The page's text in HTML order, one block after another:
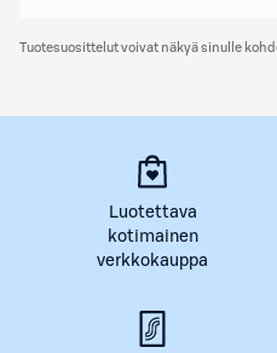
Tuotesuosittelut voivat näkyä sinulle
Luotettava
kotimainen
verkkokauppa